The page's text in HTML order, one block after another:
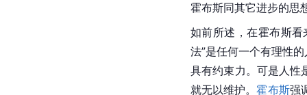
霍布斯同其它进步的思
如前所述，在霍布斯看
法”是任何一个有理性
具有约束力。可是人性
就无以维护。霍布斯强